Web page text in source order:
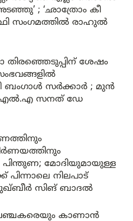
; ‘ഛാത്രോം കീ
സംഗമത്തിൽ രാഹുൽ
തിരഞ്ഞെടുപ്പിന് ശേഷം
ബംഗാൾ സർക്കാർ ; മുൻ
സനത് ഡേ
പിന്തുണ; മോദിയുമായുള്ള
പിന്നാലെ നിലപാട്
സിങ് ബാദൽ
കാണാൻ